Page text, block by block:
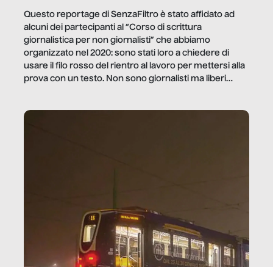
Questo reportage di SenzaFiltro è stato affidato ad
alcuni dei partecipanti al “Corso di scrittura
giornalistica per non giornalisti” che abbiamo
organizzato nel 2020: sono stati loro a chiedere di
usare il filo rosso del rientro al lavoro per mettersi alla
prova con un testo. Non sono giornalisti ma liberi